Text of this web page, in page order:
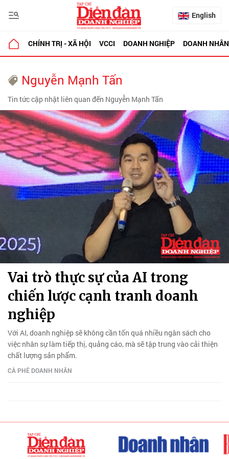
English
CHÍNH TRỊ - XÃ HỘI VCCI DOANH NGHIỆP DOANH NHÂN
Nguyễn Mạnh Tấn
Tin tức cập nhật liên quan đến Nguyễn Mạnh Tấn
Vai trò thực sự của AI trong
chiến lược cạnh tranh doanh
nghiệp
Với AI, doanh nghiệp sẽ không cần tốn quá nhiều ngân sách cho
việc nhân sự làm tiếp thị, quảng cáo, mà sẽ tập trung vào cải thiện
chất lượng sản phẩm.
CÀ PHÊ DOANH NHÂN